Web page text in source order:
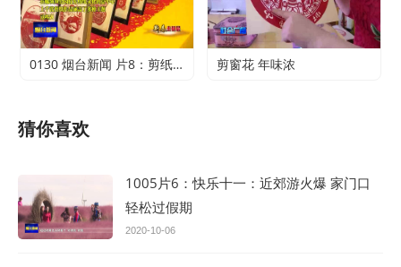
0130 烟台新闻 片8：剪纸传承 不止于传统 剪窗花 年味浓
猜你喜欢
1005片6：快乐十一：近郊游火爆 家门口
轻松过假期
2020-10-06